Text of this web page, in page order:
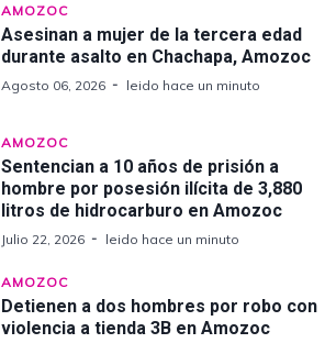
AMOZOC
Asesinan a mujer de la tercera edad
durante asalto en Chachapa, Amozoc
Agosto 06, 2026 leido hace un minuto
AMOZOC
Sentencian a 10 años de prisión a
hombre por posesión ilícita de 3,880
litros de hidrocarburo en Amozoc
Julio 22, 2026 leido hace un minuto
AMOZOC
Detienen a dos hombres por robo con
violencia a tienda 3B en Amozoc